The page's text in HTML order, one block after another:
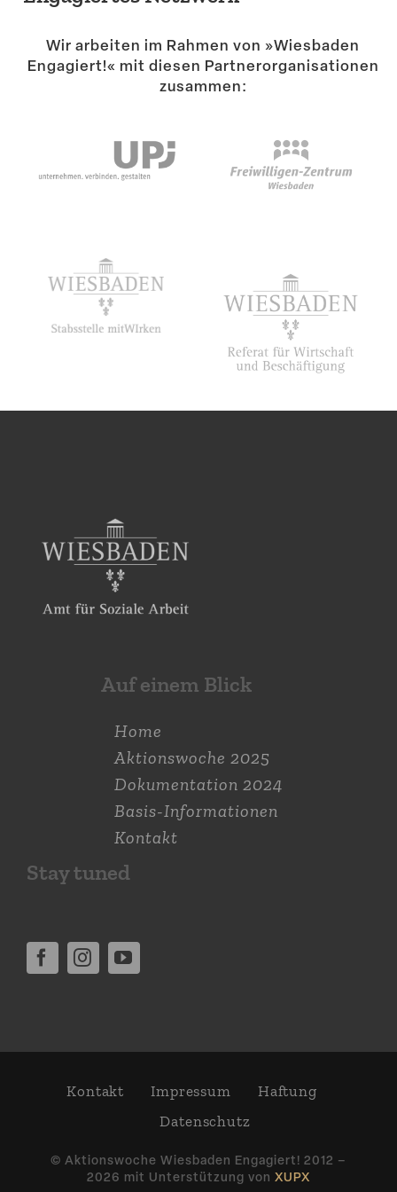
Wir arbeiten im Rahmen von »Wiesbaden
Engagiert!« mit diesen Partner­or­ga­ni­sa­tionen
zusammen:
Auf einem Blick
Home
Aktions­woche 2025
Dokumen­tation 2024
Basis-Informationen
Kontakt
Stay tuned
Kontakt Impressum
Haftung
Daten­schutz
© Aktions­woche Wiesbaden Engagiert! 2012 –
2026 mit Unter­stützung von XUPX